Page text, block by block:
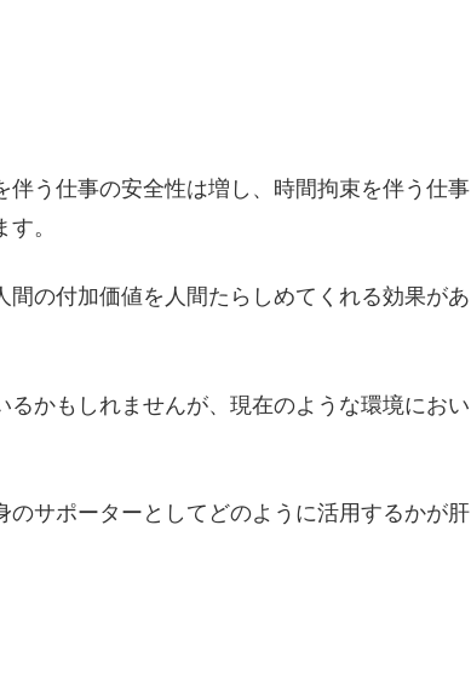
う仕事の安全性は増し、時間拘束を伴う仕事
。
の付加価値を人間たらしめてくれる効果があ
かもしれませんが、現在のような環境におい
サポーターとしてどのように活用するかが肝